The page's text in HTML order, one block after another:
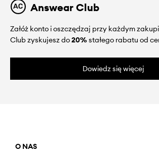
Answear Club
Załóż konto i oszczędzaj przy każdym
Club zyskujesz do20%stałego rabatu od
Dowiedz się więcej
O NAS